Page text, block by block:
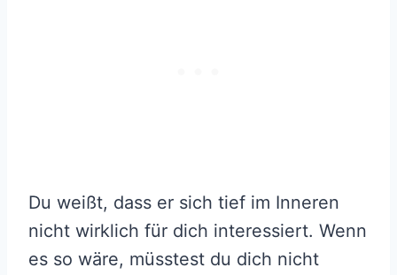
Du weißt, dass er sich tief im Inneren
nicht wirklich für dich interessiert. Wenn
es so wäre, müsstest du dich nicht